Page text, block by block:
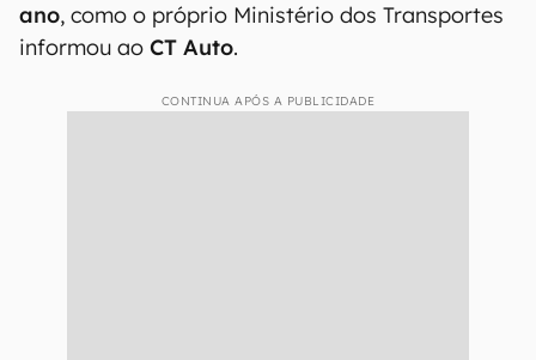
ano, como o próprio Ministério dos Transportes
informou ao CT Auto.
CONTINUA APÓS A PUBLICIDADE